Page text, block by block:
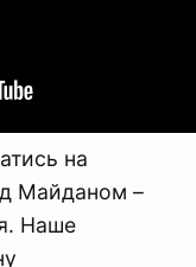
на
Майданом –
Наше